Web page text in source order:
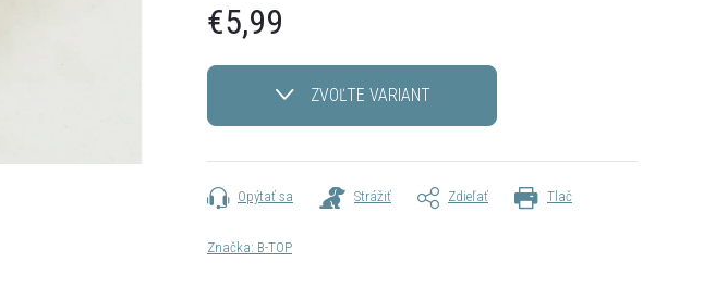
€5,99
cena:
ZVOĽTE VARIANT
Tlač
Opýtať sa Strážiť Zdieľať
Značka: B-TOP